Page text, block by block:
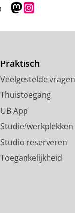
M
s
d
n
p
o
f
i
e
l
s
g
r
a
m
c
c
o
u
Praktisch
Veelgestelde vragen
Thuistoegang
UB App
Studie/werkplekken
Studio reserveren
Toegankelijkheid